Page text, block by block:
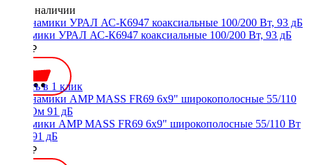
Нет в наличии
Динамики УРАЛ АС-К6947 коаксиальные 100/200 Вт, 93 дБ
3890 ₽
Купить в 1 клик
Динамики AMP MASS FR69 6x9" широкополосные 55/110 Вт
4 Ом 91 дБ
3800 ₽